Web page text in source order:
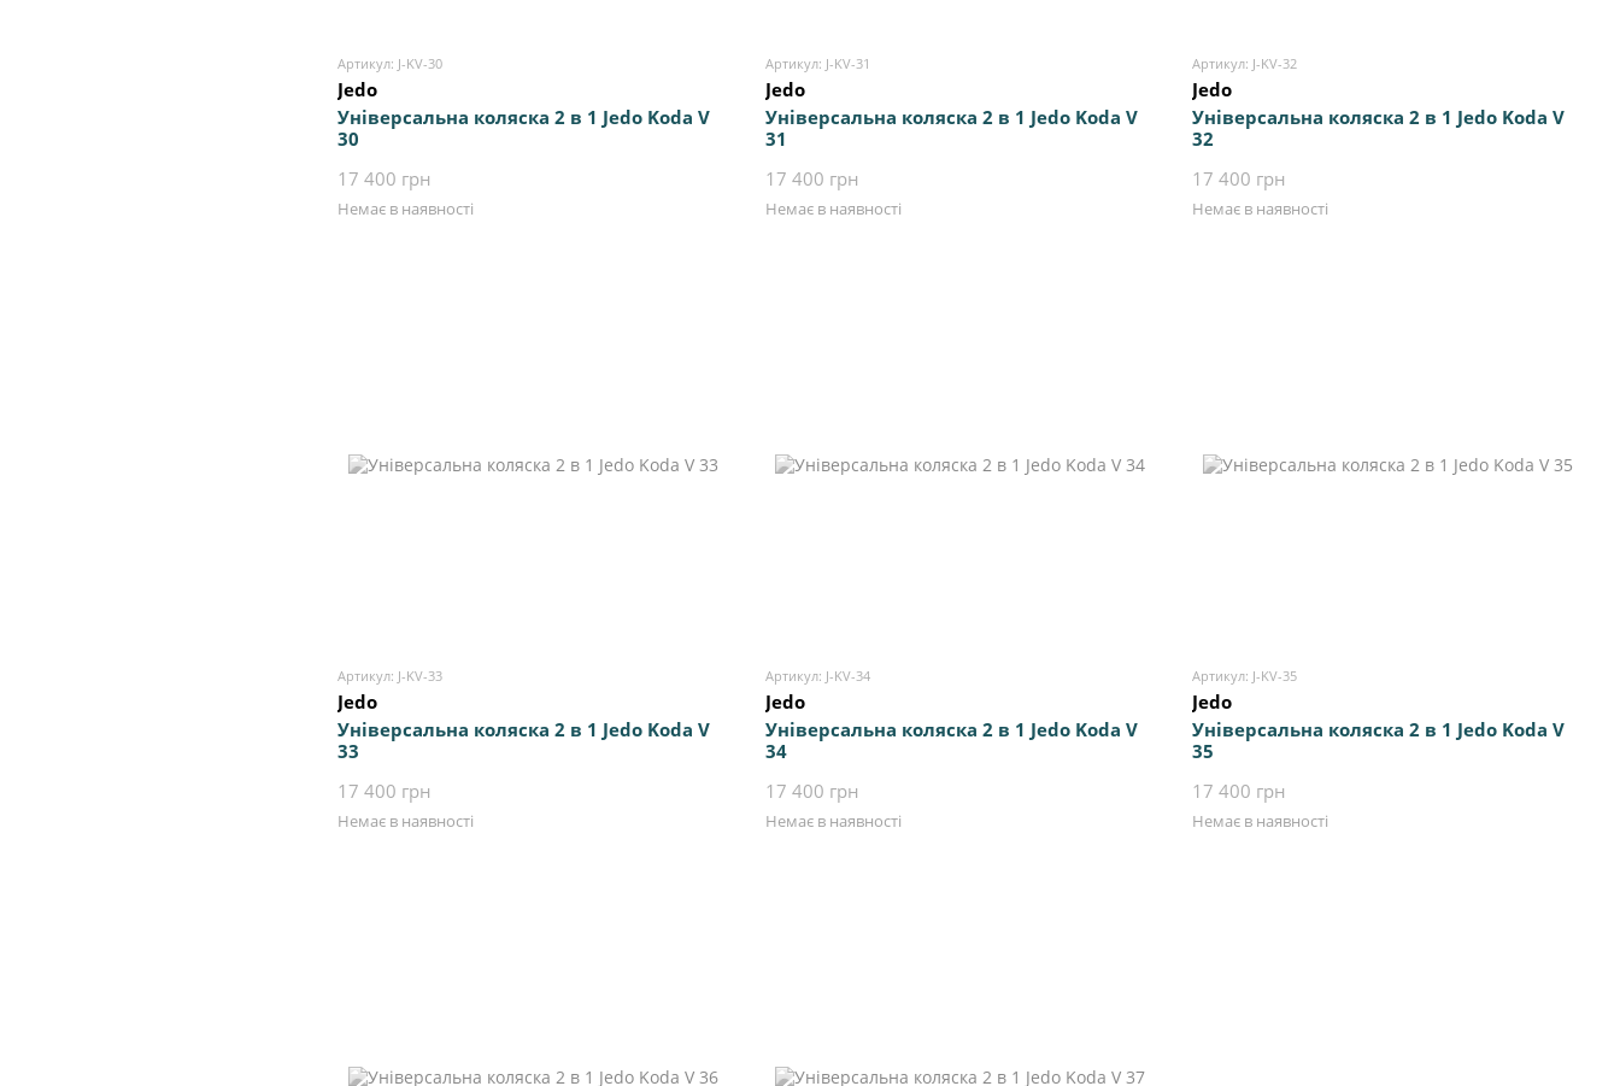
Артикул: J-KV-30
Jedo
Універсальна коляска 2 в 1 Jedo Koda V
30
17 400 грн
Немає в наявності
Артикул: J-KV-31
Jedo
Універсальна коляска 2 в 1 Jedo Koda V
31
17 400 грн
Немає в наявності
Артикул: J-KV-32
Jedo
Універсальна коляска 2 в 1 Jedo Koda V
32
17 400 грн
Немає в наявності
Артикул: J-KV-33
Jedo
Універсальна коляска 2 в 1 Jedo Koda V
33
17 400 грн
Немає в наявності
Артикул: J-KV-34
Jedo
Універсальна коляска 2 в 1 Jedo Koda V
34
17 400 грн
Немає в наявності
Артикул: J-KV-35
Jedo
Універсальна коляска 2 в 1 Jedo Koda V
35
17 400 грн
Немає в наявності